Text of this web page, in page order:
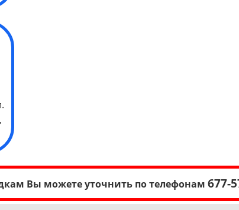
Вы можете уточнить по телефонам 677-